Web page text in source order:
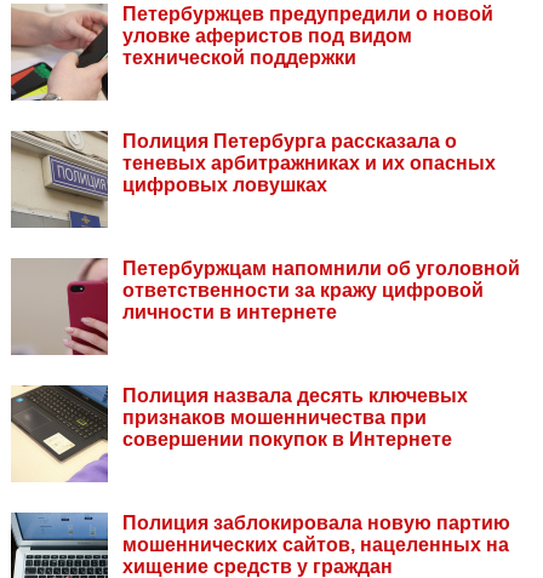
Петербуржцев предупредили о новой
уловке аферистов под видом
технической поддержки
Полиция Петербурга рассказала о
теневых арбитражниках и их опасных
цифровых ловушках
Петербуржцам напомнили об уголовной
ответственности за кражу цифровой
личности в интернете
Полиция назвала десять ключевых
признаков мошенничества при
совершении покупок в Интернете
Полиция заблокировала новую партию
мошеннических сайтов, нацеленных на
хищение средств у граждан